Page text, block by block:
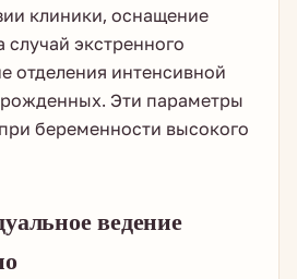
клиники, оснащение
экстренного
отделения интенсивной
Эти параметры
беременности высокого
ведение